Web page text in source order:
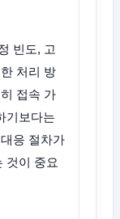
빈도, 고
처리 방
접속 가
기보다는
응 절차가
것이 중요